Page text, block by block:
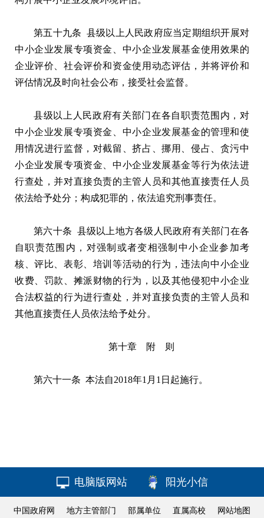
第五十九条 县级以上人民政府应当定期组织开展对
中小企业发展专项资金、中小企业发展基金使用效果的
企业评价、社会评价和资金使用动态评估，并将评价和
评估情况及时向社会公布，接受社会监督。
县级以上人民政府有关部门在各自职责范围内，对
中小企业发展专项资金、中小企业发展基金的管理和使
用情况进行监督，对截留、挤占、挪用、侵占、贪污中
小企业发展专项资金、中小企业发展基金等行为依法进
行查处，并对直接负责的主管人员和其他直接责任人员
依法给予处分；构成犯罪的，依法追究刑事责任。
第六十条 县级以上地方各级人民政府有关部门在各
自职责范围内，对强制或者变相强制中小企业参加考
核、评比、表彰、培训等活动的行为，违法向中小企业
收费、罚款、摊派财物的行为，以及其他侵犯中小企业
合法权益的行为进行查处，并对直接负责的主管人员和
其他直接责任人员依法给予处分。
第十章 附 则
第六十一条 本法自2018年1月1日起施行。
电脑版网站 阳光小信
中国政府网 地方主管部门 部属单位 直属高校 网站地图